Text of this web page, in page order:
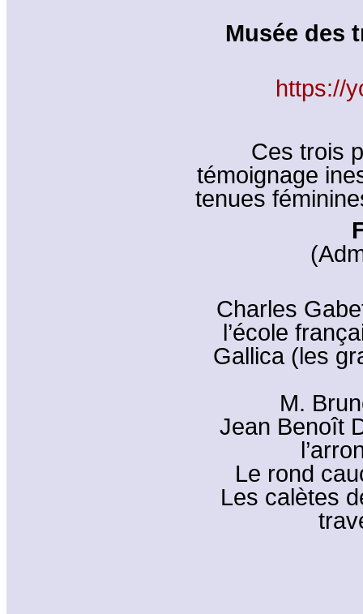
Musée des
https://
Ces trois
témoignage
tenues
Charles
l’école
Gallica (les
M.
Jean Benoît
Le rond
Les calètes